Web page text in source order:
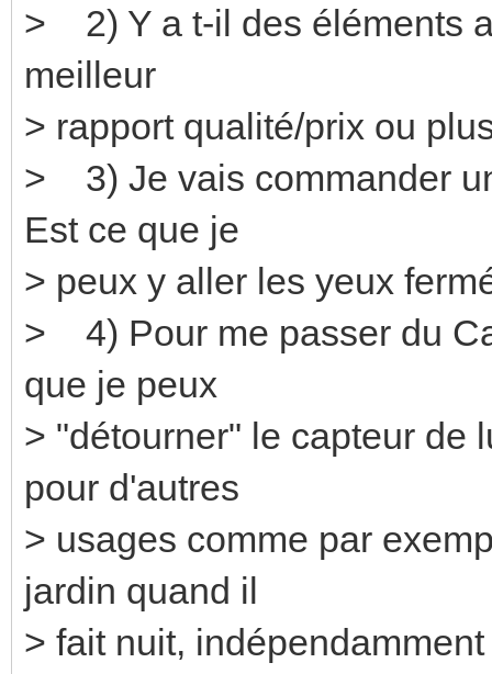
> 2) Y a t-il des éléments
meilleur
> rapport qualité/prix ou
> 3) Je vais commander
Est ce que je
> peux y aller les yeux
> 4) Pour me passer du
que je peux
> "détourner" le capteur de
pour d'autres
> usages comme par
jardin quand il
> fait nuit,